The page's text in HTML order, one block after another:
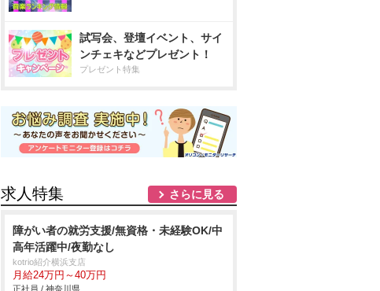
試写会、登壇イベント、サイ
ンチェキなどプレゼント！
プレゼント特集
求人特集 さらに見る
障がい者の就労支援/無資格・未経験OK/中
高年活躍中/夜勤なし
kotrio紹介横浜支店
月給24万円～40万円
正社員 / 神奈川県